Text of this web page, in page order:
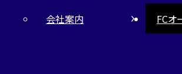
会社案内
FCオ